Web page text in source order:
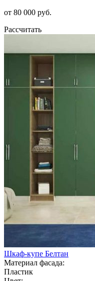
от 80 000 руб.
Рассчитать
Шкаф-купе Белтан
Материал фасада:
Пластик